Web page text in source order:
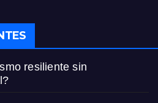
resiliente sin